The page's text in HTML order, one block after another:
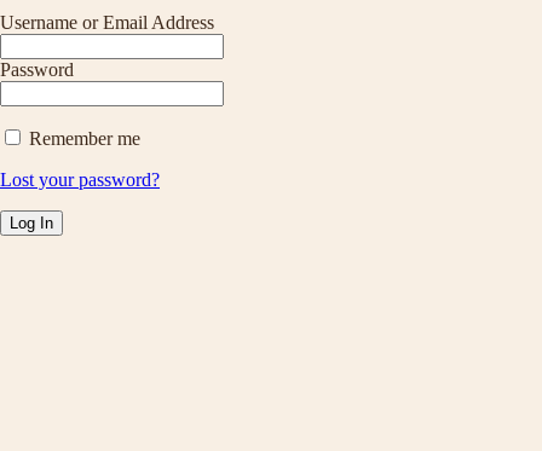
Username or Email Address
Password
Remember me
Lost your password?